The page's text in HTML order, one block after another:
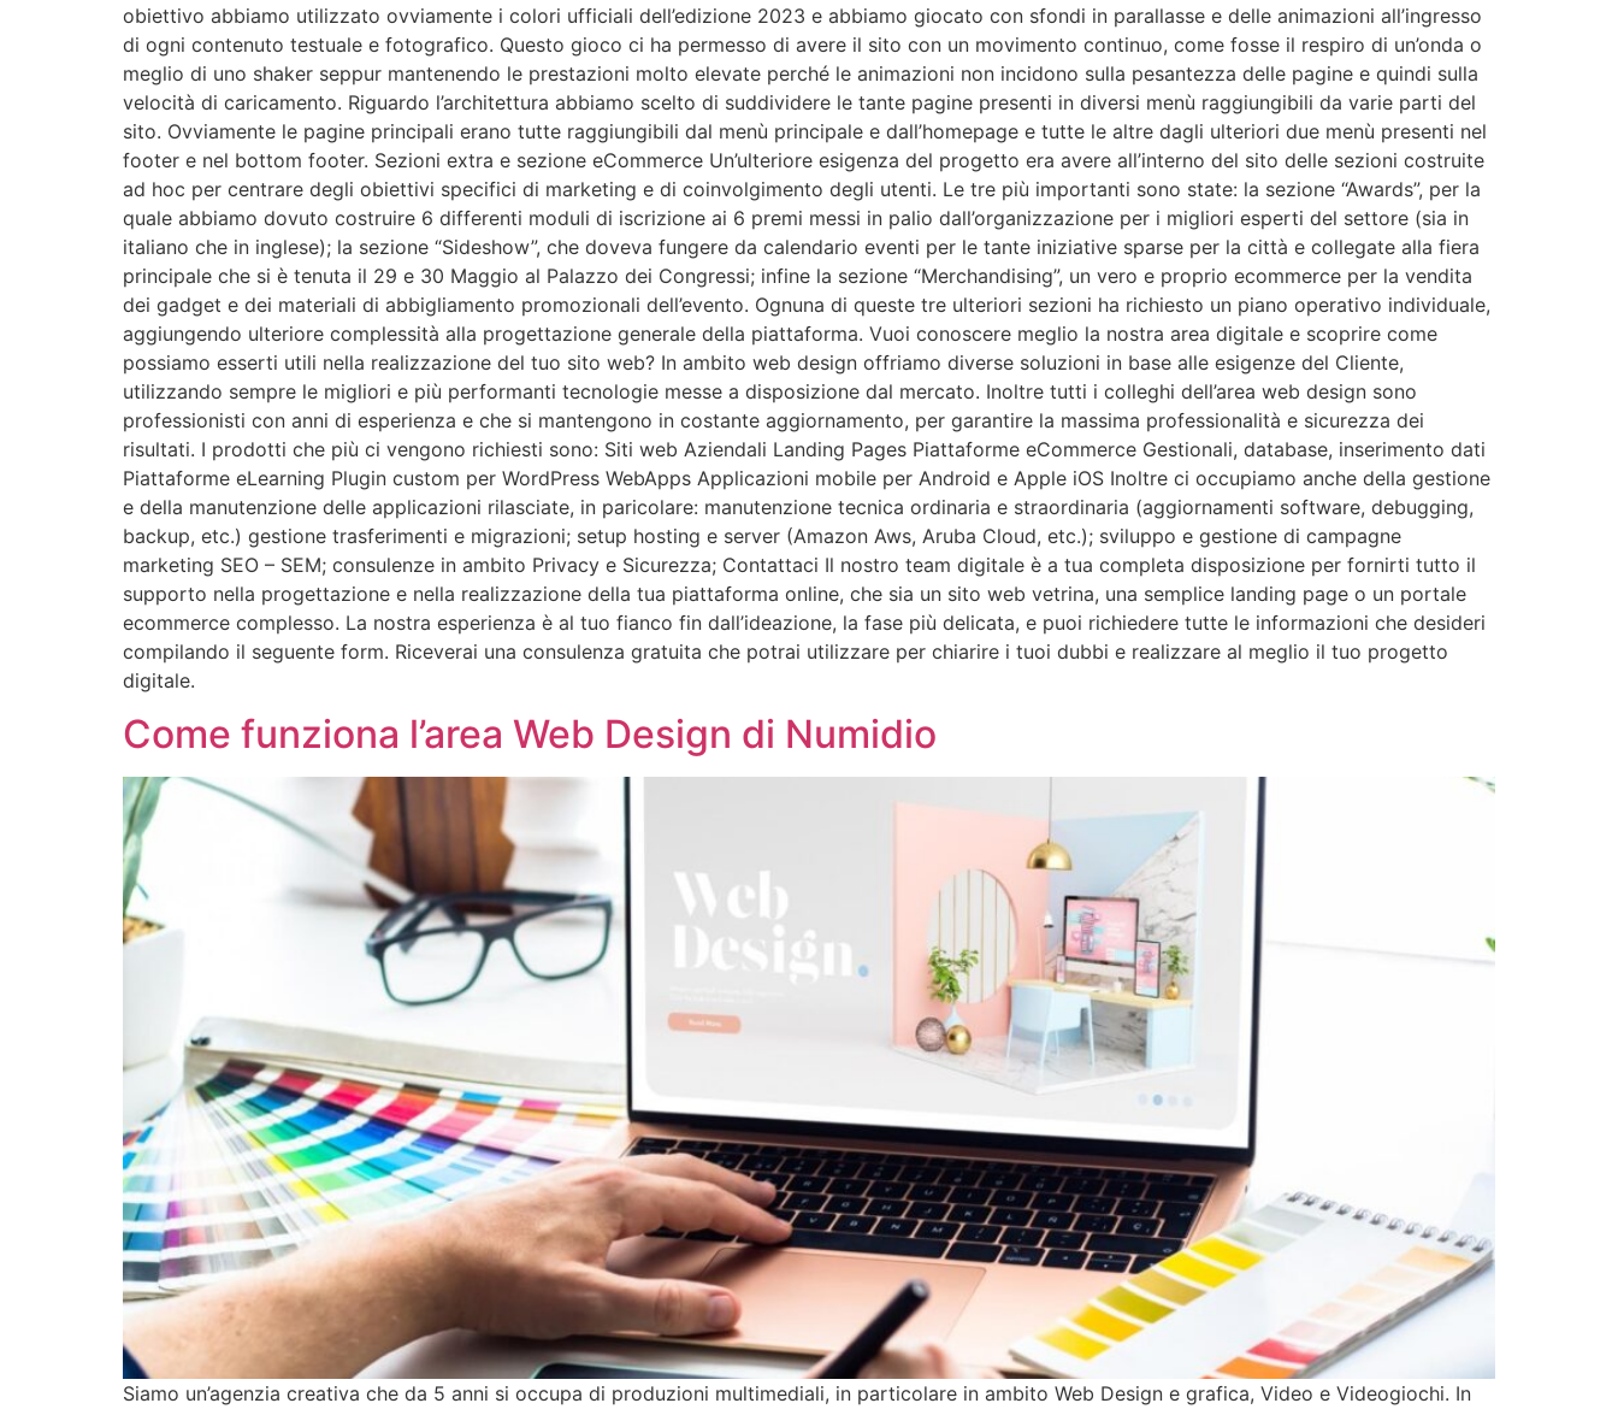
obiettivo abbiamo utilizzato ovviamente i colori ufficiali dell’edizione 2023 e abbiamo giocato con sfondi in parallasse e delle animazioni all’ingresso
di ogni contenuto testuale e fotografico. Questo gioco ci ha permesso di avere il sito con un movimento continuo, come fosse il respiro di un’onda o
meglio di uno shaker seppur mantenendo le prestazioni molto elevate perché le animazioni non incidono sulla pesantezza delle pagine e quindi sulla
velocità di caricamento. Riguardo l’architettura abbiamo scelto di suddividere le tante pagine presenti in diversi menù raggiungibili da varie parti del
sito. Ovviamente le pagine principali erano tutte raggiungibili dal menù principale e dall’homepage e tutte le altre dagli ulteriori due menù presenti nel
footer e nel bottom footer. Sezioni extra e sezione eCommerce Un’ulteriore esigenza del progetto era avere all’interno del sito delle sezioni costruite
ad hoc per centrare degli obiettivi specifici di marketing e di coinvolgimento degli utenti. Le tre più importanti sono state: la sezione “Awards”, per la
quale abbiamo dovuto costruire 6 differenti moduli di iscrizione ai 6 premi messi in palio dall’organizzazione per i migliori esperti del settore (sia in
italiano che in inglese); la sezione “Sideshow”, che doveva fungere da calendario eventi per le tante iniziative sparse per la città e collegate alla fiera
principale che si è tenuta il 29 e 30 Maggio al Palazzo dei Congressi; infine la sezione “Merchandising”, un vero e proprio ecommerce per la vendita
dei gadget e dei materiali di abbigliamento promozionali dell’evento. Ognuna di queste tre ulteriori sezioni ha richiesto un piano operativo individuale,
aggiungendo ulteriore complessità alla progettazione generale della piattaforma. Vuoi conoscere meglio la nostra area digitale e scoprire come
possiamo esserti utili nella realizzazione del tuo sito web? In ambito web design offriamo diverse soluzioni in base alle esigenze del Cliente,
utilizzando sempre le migliori e più performanti tecnologie messe a disposizione dal mercato. Inoltre tutti i colleghi dell’area web design sono
professionisti con anni di esperienza e che si mantengono in costante aggiornamento, per garantire la massima professionalità e sicurezza dei
risultati. I prodotti che più ci vengono richiesti sono: Siti web Aziendali Landing Pages Piattaforme eCommerce Gestionali, database, inserimento dati
Piattaforme eLearning Plugin custom per WordPress WebApps Applicazioni mobile per Android e Apple iOS Inoltre ci occupiamo anche della gestione
e della manutenzione delle applicazioni rilasciate, in paricolare: manutenzione tecnica ordinaria e straordinaria (aggiornamenti software, debugging,
backup, etc.) gestione trasferimenti e migrazioni; setup hosting e server (Amazon Aws, Aruba Cloud, etc.); sviluppo e gestione di campagne
marketing SEO – SEM; consulenze in ambito Privacy e Sicurezza; Contattaci Il nostro team digitale è a tua completa disposizione per fornirti tutto il
supporto nella progettazione e nella realizzazione della tua piattaforma online, che sia un sito web vetrina, una semplice landing page o un portale
ecommerce complesso. La nostra esperienza è al tuo fianco fin dall’ideazione, la fase più delicata, e puoi richiedere tutte le informazioni che desideri
compilando il seguente form. Riceverai una consulenza gratuita che potrai utilizzare per chiarire i tuoi dubbi e realizzare al meglio il tuo progetto
digitale.
Come funziona l’area Web Design di Numidio
Siamo un’agenzia creativa che da 5 anni si occupa di produzioni multimediali, in particolare in ambito Web Design e grafica, Video e Videogiochi. In